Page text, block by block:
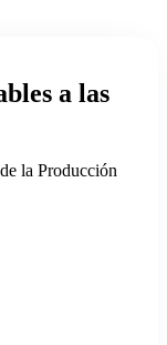
a las
la Producción